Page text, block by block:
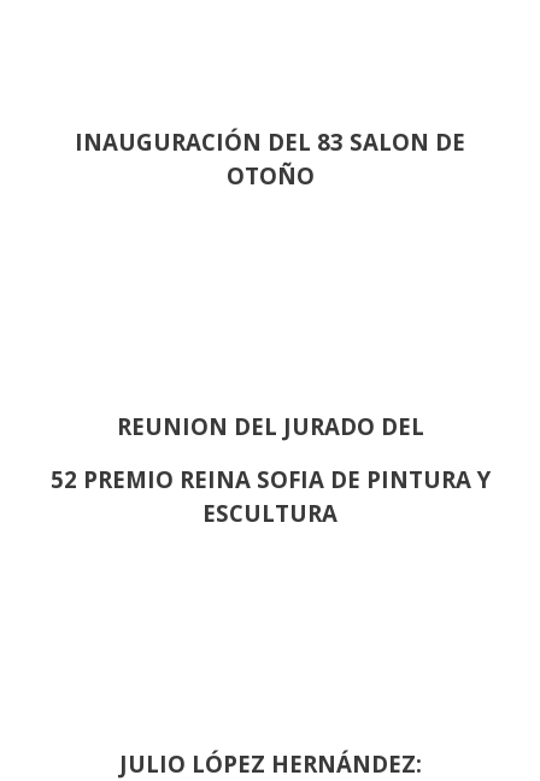
INAUGURACIÓN DEL 83 SALON DE
OTOÑO
REUNION DEL JURADO DEL
52 PREMIO REINA SOFIA DE PINTURA Y
ESCULTURA
JULIO LÓPEZ HERNÁNDEZ: